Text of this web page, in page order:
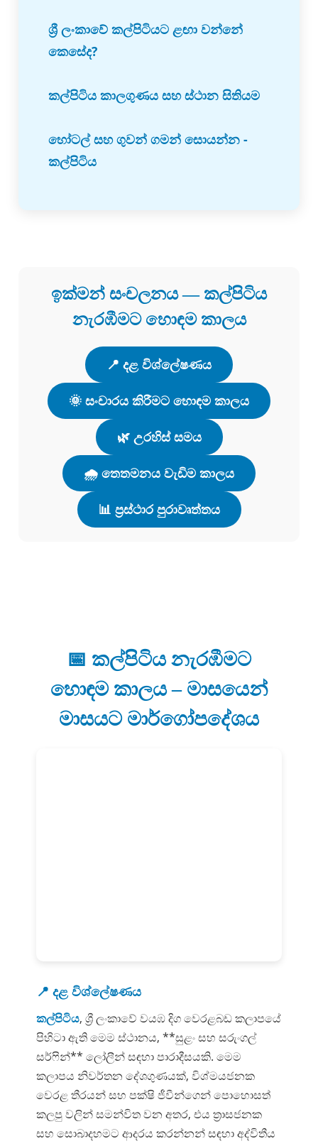
ශ්‍රී ලංකාවේ කල්පිටියට ළඟා වන්නේ
කෙසේද?
කල්පිටිය කාලගුණය සහ ස්ථාන සිතියම
හෝටල් සහ ගුවන් ගමන් සොයන්න -
කල්පිටිය
ඉක්මන් සංචලනය — කල්පිටිය
නැරඹීමට හොඳම කාලය
📍 දළ විශ්ලේෂණය
🌞 සංචාරය කිරීමට හොඳම කාලය
🌿 උරහිස් සමය
🌧️ තෙතමනය වැඩිම කාලය
📊 ප්‍රස්ථාර පුරාවෘත්තය
📅 කල්පිටිය නැරඹීමට
හොඳම කාලය – මාසයෙන්
මාසයට මාර්ගෝපදේශය
📍 දළ විශ්ලේෂණය
කල්පිටිය, ශ්‍රී ලංකාවේ වයඹ දිග වෙරළබඩ කලාපයේ
පිහිටා ඇති මෙම ස්ථානය, **සුළං සහ සරුංගල්
සර්ෆින්** ලෝලීන් සඳහා පාරාදීසයකි. මෙම
කලාපය නිවර්තන දේශගුණයක්, විශ්මයජනක
වෙරළ තීරයන් සහ පක්ෂි ජීවීන්ගෙන් පොහොසත්
කලපු වලින් සමන්විත වන අතර, එය ත්‍රාසජනක
සහ සොබාදහමට ආදරය කරන්නන් සඳහා අද්විතීය